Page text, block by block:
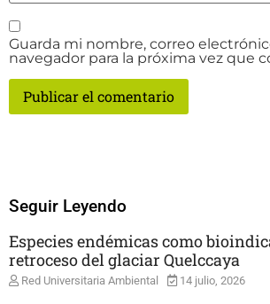
Guarda mi nombre, correo
navegador para la próxima vez que
Seguir Leyendo
Especies endémicas como
retroceso del glaciar Quelccaya
Red Universitaria Ambiental 14 julio, 2026